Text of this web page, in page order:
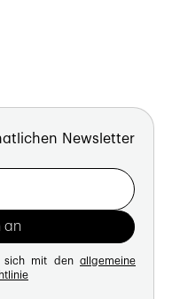
Newsletter
sich mit den allgemeine